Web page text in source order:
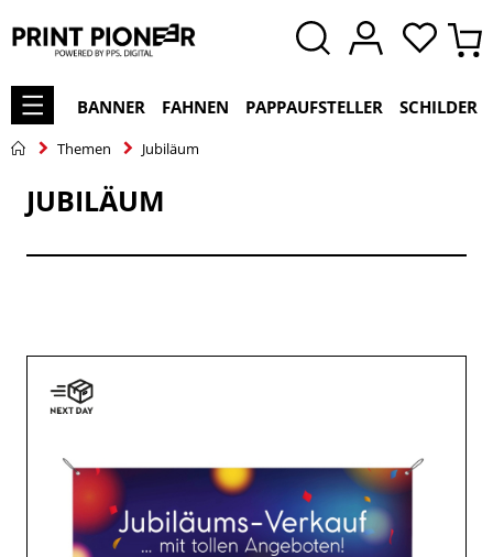
BANNER FAHNEN PAPPAUFSTELLER SCHILDER
Themen Jubiläum
JUBILÄUM